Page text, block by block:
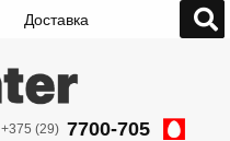
Доставка
+375 (29) 7700-705